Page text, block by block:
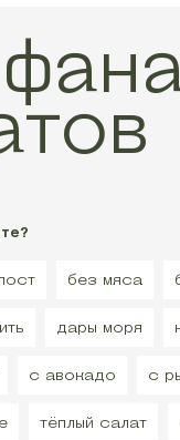
без мяса
дары моря
с авокадо с
тёплый салат